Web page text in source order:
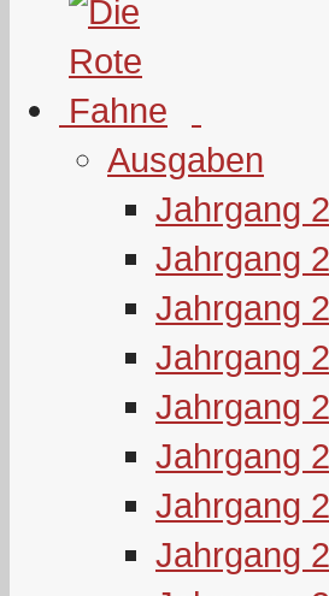
Ausgaben
Jahrgang
Jahrgang
Jahrgang
Jahrgang
Jahrgang
Jahrgang
Jahrgang
Jahrgang